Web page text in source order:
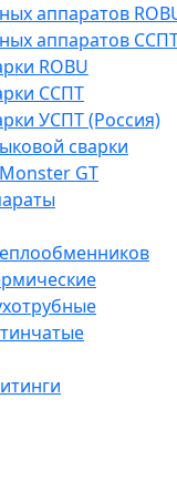
аппаратов
аппаратов
ROBU
ССПТ
УСПТ (Россия)
сварки
GT